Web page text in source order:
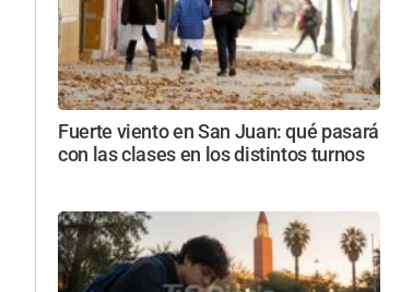
Fuerte viento en San Juan: qué pasará
con las clases en los distintos turnos